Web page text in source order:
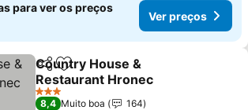
para ver os preços
Ver preços
PartilharAdicionar aos favoritos
Country House &
Restaurant Hronec
Ver preços
3 Estrelas
8,4 Muito boa
164